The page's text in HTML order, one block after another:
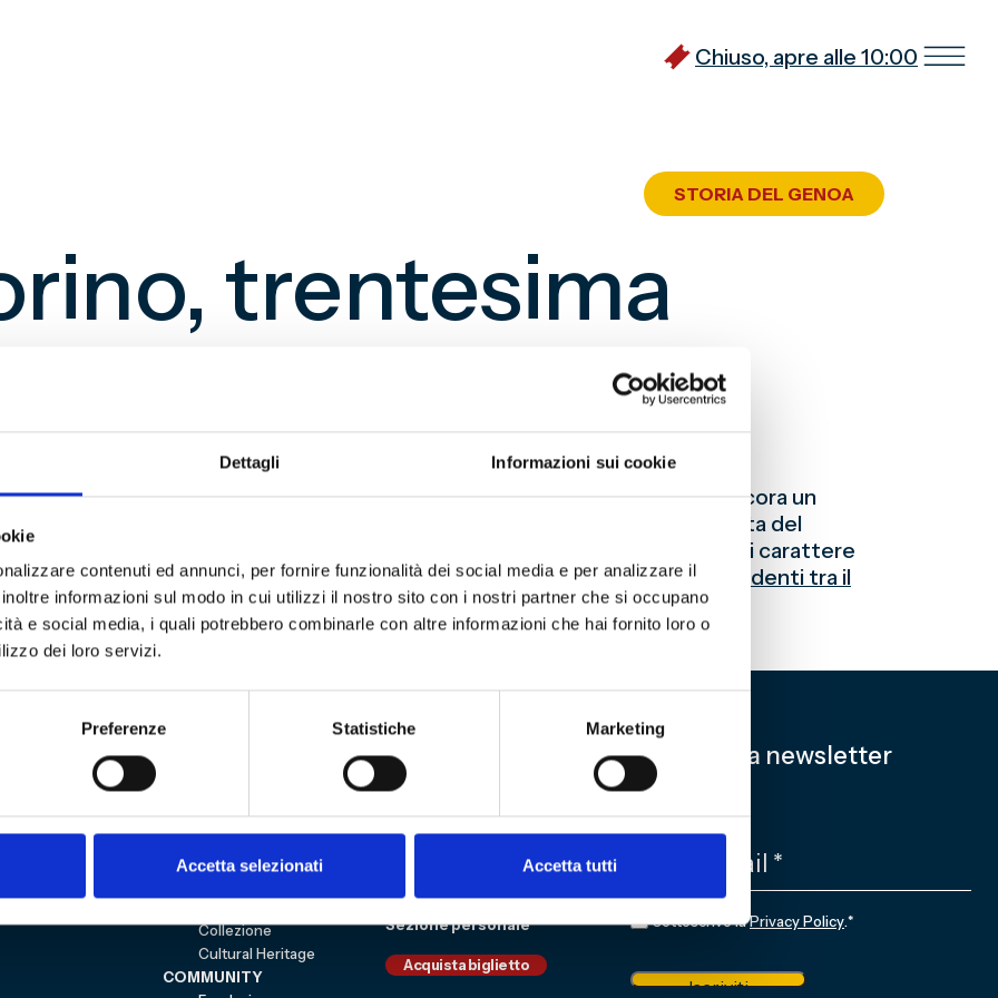
Dettagli Informazioni sui cookie
contenuti ed annunci, per fornire funzionalità dei social media e per analizzare il
informazioni sul modo in cui utilizzi il nostro sito con i nostri partner che si occupano
e social media, i quali potrebbero combinarle con altre informazioni che hai fornito loro o
dei loro servizi.
Preferenze Statistiche Marketing
Accetta selezionati Accetta tutti
Chiuso, apre alle 10:00
STORIA DEL GENOA
trentesima
Ferraris dopo la trasferta di Bergamo, in cui la squadra ha registrato ancora un
agognata vittoria del 2022. Il Torino di Ivan Jurić porterà a Genova la grinta del
Alexander Blessin, dopo le ottime prove delle ultime giornate, darà prova di carattere
tre punti, ormai fondamentali nella corsa alla salvezza. LeggiTutti i precedenti tra il
a cura di Stefano Massa, membro del nostro Comitato Storico.
VISITA
ESPLORA
Mostre e percorsi
Collezione
Cultural Heritage
COMMUNITY
Education
Shop
Carrello
Sezione personale
Acquista biglietto
Iscriviti alla newsletter
EMAIL*
CONSENSO*
Sottoscrivo laPrivacy Policy.*
Iscriviti